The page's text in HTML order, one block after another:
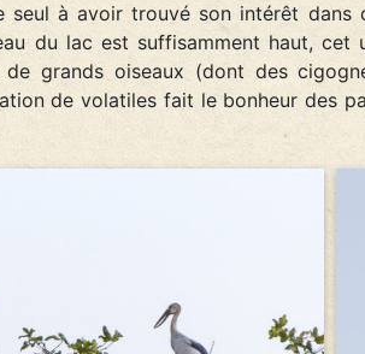
seul à avoir trouvé son intérêt
du lac est suffisamment haut, cet
de grands oiseaux (dont des
de volatiles fait le bonheur des